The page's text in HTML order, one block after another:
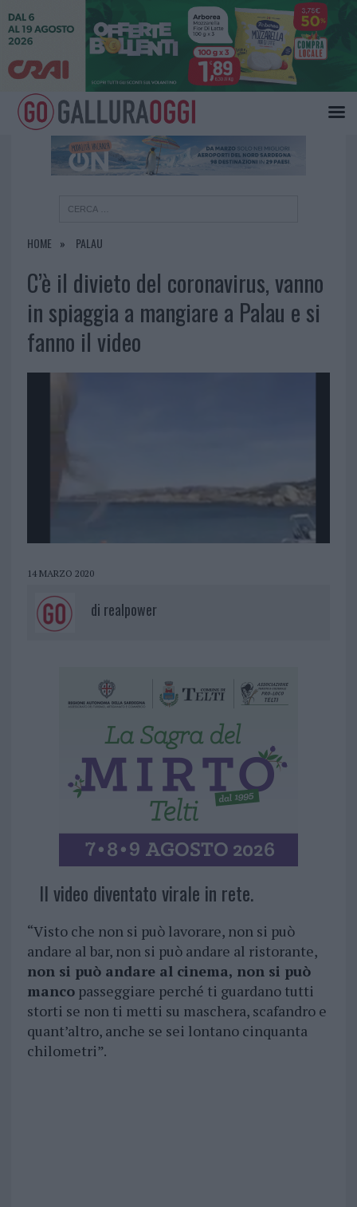
HOME PALAU
C’è il divieto del coronavirus, vanno
in spiaggia a mangiare a Palau e si
fanno il video
14 MARZO 2020
di realpower
Il video diventato virale in rete.
“Visto che non si può lavorare, non si può
andare al bar, non si può andare al ristorante,
non si può andare al cinema, non si può
mancopasseggiare perché ti guardano tutti
storti se non ti metti su maschera, scafandro e
quant’altro, anche se sei lontano cinquanta
chilometri”.
×